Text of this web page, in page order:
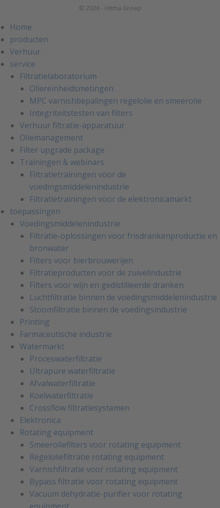
© 2026 - Hitma Groep
Home
producten
Verhuur
service
Filtratielaboratorium
Oliereinheidsmetingen
MPC varnishbepalingen regelolie en smeerolie
Integriteitstesten van filters
Verhuur filtratie-apparatuur
Oliemanagement
Filter upgrade package
Trainingen & webinars
Filtratietrainingen voor de
voedingsmiddelenindustrie
Filtratietrainingen voor de elektronicamarkt
toepassingen
Voedingsmiddelenindustrie
Filtratie-oplossingen voor frisdrankenproductie en
bronwater
Filters voor bierbrouwerijen
Filtratieproducten voor de zuivelindustrie
Filters voor wijn en gedistilleerde dranken
Luchtfiltratie binnen de voedingsmiddelenindustrie
Stoomfiltratie binnen de voedingsindustrie
Printing
Farmaceutische industrie
Watermarkt
Proceswaterfiltratie
Ultrapure waterfiltratie
Afvalwaterfiltratie
Koelwaterfiltratie
Crossflow filtratiesystemen
Elektronica
Rotating equipment
Smeeroliefilters voor rotating equipment
Regeloliefiltratie rotating equipment
Varnishfiltratie voor rotating equipment
Bypass filtratie voor rotating equipment
Vacuüm dehydratie-purifier voor rotating